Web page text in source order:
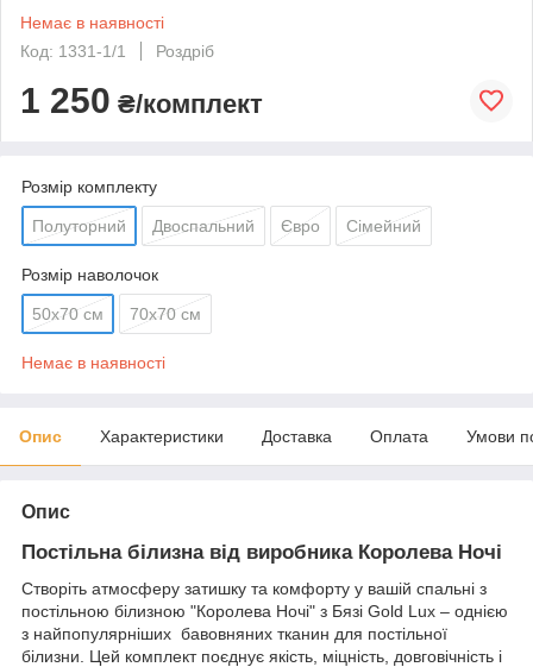
Немає в наявності
Код: 1331-1/1
Роздріб
1 250 ₴/комплект
Розмір комплекту
Полуторний Двоспальний Євро Сімейний
Розмір наволочок
50х70 см 70х70 см
Немає в наявності
Опис Характеристики Доставка Оплата Умови
Опис
Постільна білизна від виробника Королева Ночі
Створіть атмосферу затишку та комфорту у вашій спальні з
постільною білизною "Королева Ночі" з Бязі Gold Lux – однією
з найпопулярніших бавовняних тканин для постільної
білизни. Цей комплект поєднує якість, міцність, довговічність і